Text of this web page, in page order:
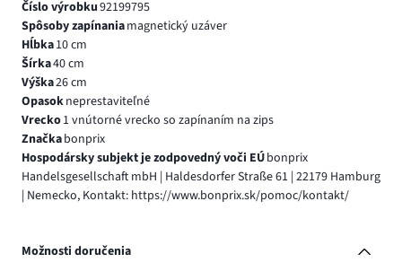
Číslo výrobku92199795
Spôsoby zapínaniamagnetický uzáver
Hĺbka10 cm
Šírka40 cm
Výška26 cm
Opasokneprestaviteľné
Vrecko1 vnútorné vrecko so zapínaním na zips
Značkabonprix
Hospodársky subjekt je zodpovedný voči EÚbonprix
Handelsgesellschaft mbH | Haldesdorfer Straße 61 | 22179 Hamburg
| Nemecko, Kontakt: https://www.bonprix.sk/pomoc/kontakt/
Možnosti doručenia